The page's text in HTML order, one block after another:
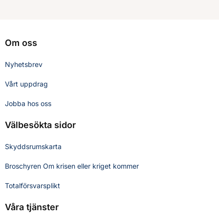
Om oss
Nyhetsbrev
Vårt uppdrag
Jobba hos oss
Välbesökta sidor
Skyddsrumskarta
Broschyren Om krisen eller kriget kommer
Totalförsvarsplikt
Våra tjänster